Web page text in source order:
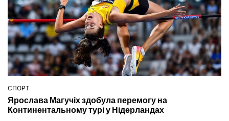
ОПУБЛІКУВАТИ
У
СПОРТ
Ярослава Магучіх здобула перемогу на
Континентальному турі у Нідерландах